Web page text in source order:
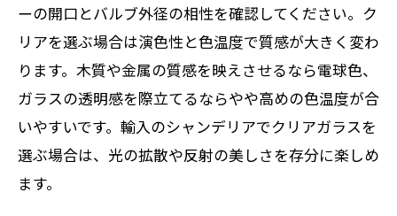
ーの開口とバルブ外径の相性を確認してください。ク
リアを選ぶ場合は演色性と色温度で質感が大きく変わ
ります。木質や金属の質感を映えさせるなら電球色、
ガラスの透明感を際立てるならやや高めの色温度が合
いやすいです。輸入のシャンデリアでクリアガラスを
選ぶ場合は、光の拡散や反射の美しさを存分に楽しめ
ます。